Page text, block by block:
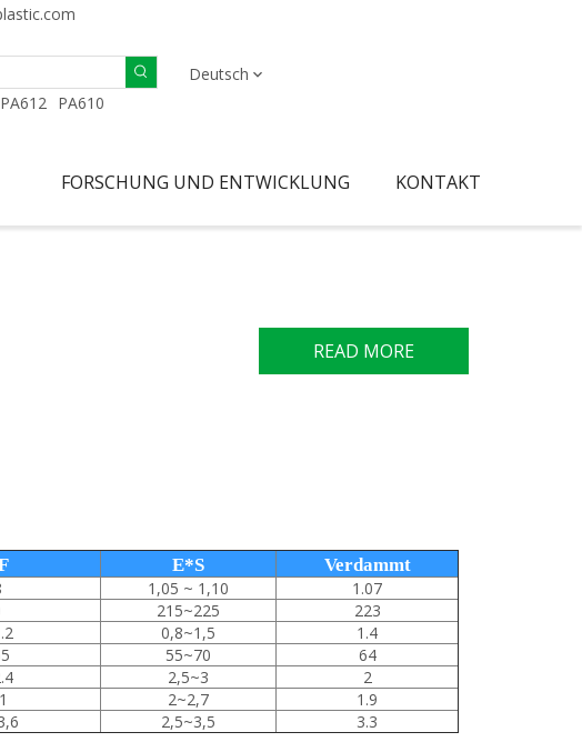
PA612 PA610
Deutsch
FORSCHUNG UND ENTWICKLUNG KONTAKT
READ MORE
E*S Verdammt
1,05 ~ 1,10
1.07
215~225
223
0,8~1,5
1.4
55~70
64
2,5~3
2
2~2,7
1.9
2,5~3,5 3.3